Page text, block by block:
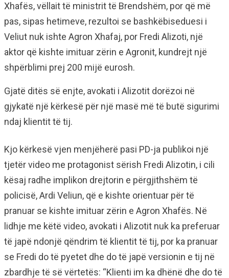
Xhafës, vëllait të ministrit të Brendshëm, por që më
pas, sipas hetimeve, rezultoi se bashkëbiseduesi i
Veliut nuk ishte Agron Xhafaj, por Fredi Alizoti, një
aktor që kishte imituar zërin e Agronit, kundrejt një
shpërblimi prej 200 mijë eurosh.
Gjatë ditës së enjte, avokati i Alizotit dorëzoi në
gjykatë një kërkesë për një masë më të butë sigurimi
ndaj klientit të tij.
Kjo kërkesë vjen menjëherë pasi PD-ja publikoi një
tjetër video me protagonist sërish Fredi Alizotin, i cili
kësaj radhe implikon drejtorin e përgjithshëm të
policisë, Ardi Veliun, që e kishte orientuar për të
pranuar se kishte imituar zërin e Agron Xhafës. Në
lidhje me këtë video, avokati i Alizotit nuk ka preferuar
të japë ndonjë qëndrim të klientit të tij, por ka pranuar
se Fredi do të pyetet dhe do të japë versionin e tij në
zbardhje të së vërtetës: “Klienti im ka dhënë dhe do të